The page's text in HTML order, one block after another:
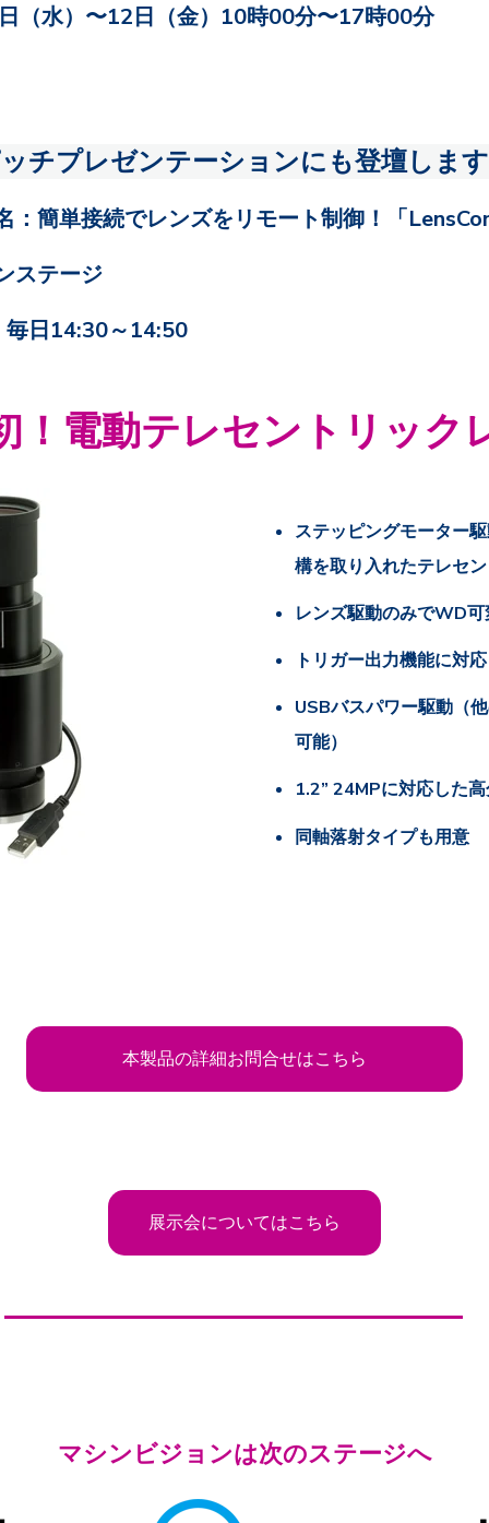
（水）〜12日（金） 10時00分〜17時00分
チプレゼンテーションにも登壇します
：簡単接続でレンズをリモート制御！「
ステージ
毎日14:30～14:50
！電動テレセントリック
ステッピングモーター
構を取り入れたテレセ
レンズ駆動のみでWD可
トリガー出力機能に対
USBバスパワー駆動（
可能）
1.2” 24MPに対応した
同軸落射タイプも用意
本製品の詳細お問合せはこちら
展示会についてはこちら
マシンビジョンは次のステージへ